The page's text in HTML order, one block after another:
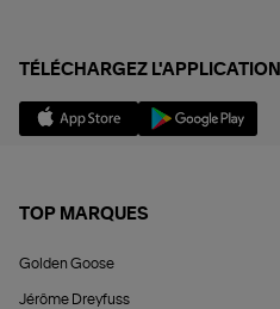
TÉLÉCHARGEZ L'APPLICATION
TOP MARQUES
Golden Goose
Jérôme Dreyfuss